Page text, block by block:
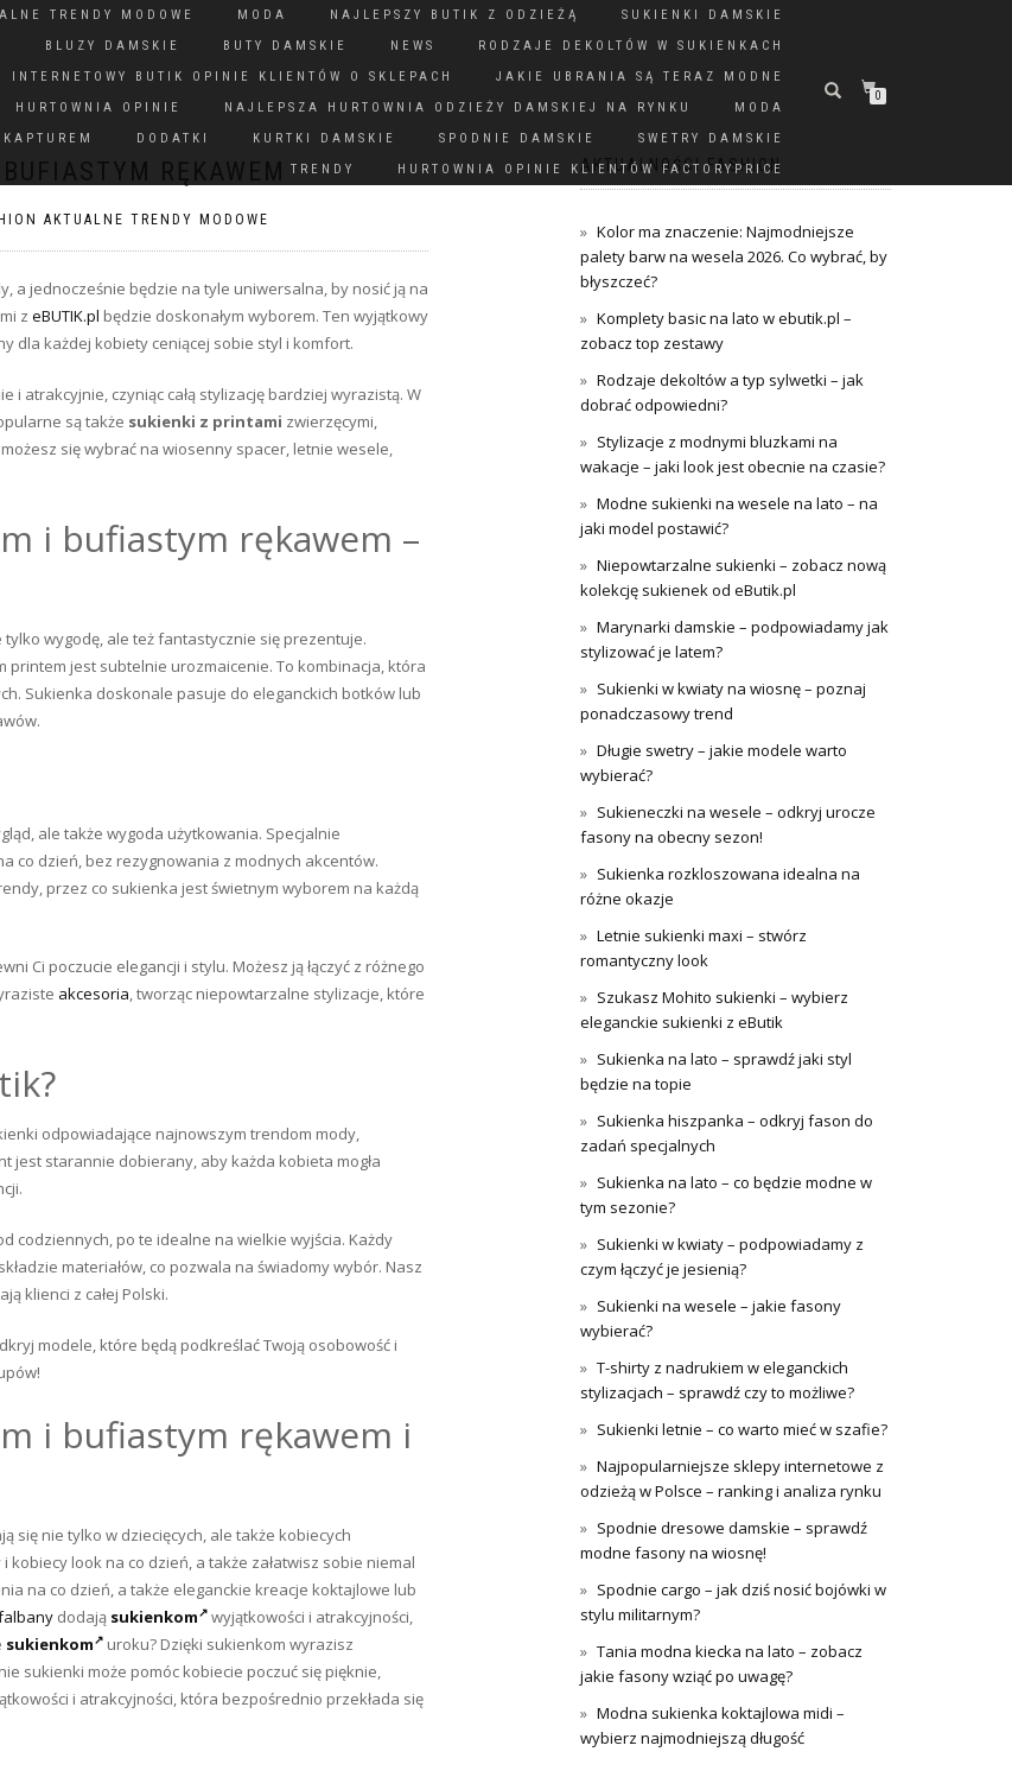
TRENDY MODOWE MODA NAJLEPSZY BUTIK Z ODZIEŻĄ
SUKIENKI DAMSKIE
BLUZY DAMSKIE BUTY DAMSKIE NEWS
RODZAJE DEKOLTÓW W SUKIENKACH
INTERNETOWY BUTIK OPINIE KLIENTÓW O SKLEPACH
JAKIE UBRANIA SĄ TERAZ MODNE
HURTOWNIA OPINIE
NAJLEPSZA HURTOWNIA ODZIEŻY DAMSKIEJ NA RYNKU
MODA
DODATKI KURTKI DAMSKIE SPODNIE DAMSKIE
SWETRY DAMSKIE
TRENDY
HURTOWNIA OPINIE KLIENTÓW FACTORYPRICE
0
RĘKAWEM
AKTUALNE TRENDY MODOWE
a jednocześnie będzie na tyle uniwersalna, by nosić ją na
z eBUTIK.pl będzie doskonałym wyborem. Ten wyjątkowy
dla każdej kobiety ceniącej sobie styl i komfort.
i atrakcyjnie, czyniąc całą stylizację bardziej wyrazistą. W
są także sukienki z printami zwierzęcymi,
się wybrać na wiosenny spacer, letnie wesele,
i bufiastym rękawem –
wygodę, ale też fantastycznie się prezentuje.
printem jest subtelnie urozmaicenie. To kombinacja, która
Sukienka doskonale pasuje do eleganckich botków lub
ale także wygoda użytkowania. Specjalnie
co dzień, bez rezygnowania z modnych akcentów.
przez co sukienka jest świetnym wyborem na każdą
Ci poczucie elegancji i stylu. Możesz ją łączyć z różnego
akcesoria, tworząc niepowtarzalne stylizacje, które
odpowiadające najnowszym trendom mody,
jest starannie dobierany, aby każda kobieta mogła
codziennych, po te idealne na wielkie wyjścia. Każdy
materiałów, co pozwala na świadomy wybór. Nasz
klienci z całej Polski.
modele, które będą podkreślać Twoją osobowość i
i bufiastym rękawem i
nie tylko w dziecięcych, ale także kobiecych
kobiecy look na co dzień, a także załatwisz sobie niemal
na co dzień, a także eleganckie kreacje koktajlowe lub
dodają sukienkom
wyjątkowości i atrakcyjności,
sukienkom
uroku? Dzięki sukienkom wyrazisz
sukienki może pomóc kobiecie poczuć się pięknie,
i atrakcyjności, która bezpośrednio przekłada się
AKTUALNOŚCI FASHION
Kolor ma znaczenie: Najmodniejsze
palety barw na wesela 2026. Co wybrać, by
błyszczeć?
Komplety basic na lato w ebutik.pl –
zobacz top zestawy
Rodzaje dekoltów a typ sylwetki – jak
dobrać odpowiedni?
Stylizacje z modnymi bluzkami na
wakacje – jaki look jest obecnie na czasie?
Modne sukienki na wesele na lato – na
jaki model postawić?
Niepowtarzalne sukienki – zobacz nową
kolekcję sukienek od eButik.pl
Marynarki damskie – podpowiadamy jak
stylizować je latem?
Sukienki w kwiaty na wiosnę – poznaj
ponadczasowy trend
Długie swetry – jakie modele warto
wybierać?
Sukieneczki na wesele – odkryj urocze
fasony na obecny sezon!
Sukienka rozkloszowana idealna na
różne okazje
Letnie sukienki maxi – stwórz
romantyczny look
Szukasz Mohito sukienki – wybierz
eleganckie sukienki z eButik
Sukienka na lato – sprawdź jaki styl
będzie na topie
Sukienka hiszpanka – odkryj fason do
zadań specjalnych
Sukienka na lato – co będzie modne w
tym sezonie?
Sukienki w kwiaty – podpowiadamy z
czym łączyć je jesienią?
Sukienki na wesele – jakie fasony
wybierać?
T-shirty z nadrukiem w eleganckich
stylizacjach – sprawdź czy to możliwe?
Sukienki letnie – co warto mieć w szafie?
Najpopularniejsze sklepy internetowe z
odzieżą w Polsce – ranking i analiza rynku
Spodnie dresowe damskie – sprawdź
modne fasony na wiosnę!
Spodnie cargo – jak dziś nosić bojówki w
stylu militarnym?
Tania modna kiecka na lato – zobacz
jakie fasony wziąć po uwagę?
Modna sukienka koktajlowa midi –
wybierz najmodniejszą długość